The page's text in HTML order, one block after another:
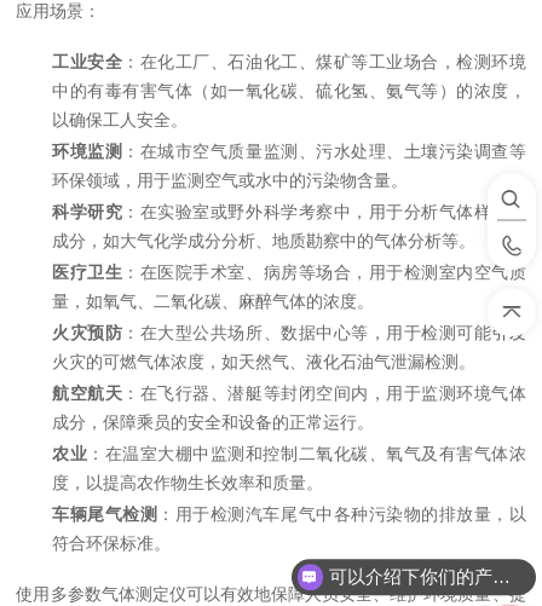
应用场景：
工业安全 ：在化工厂、石油化工、煤矿等工业场合，检测环境
中的有毒有害气体（如一氧化碳、硫化氢、氨气等）的浓度，
以确保工人安全。
环境监测 ：在城市空气质量监测、污水处理、土壤污染调查等
环保领域，用于监测空气或水中的污染物含量。
科学研究 ：在实验室或野外科学考察中，用于分析气体样品的
成分，如大气化学成分分析、地质勘察中的气体分析等。
医疗卫生 ：在医院手术室、病房等场合，用于检测室内空气质
量，如氧气、二氧化碳、麻醉气体的浓度。
火灾预防 ：在大型公共场所、数据中心等，用于检测可能引发
火灾的可燃气体浓度，如天然气、液化石油气泄漏检测。
航空航天 ：在飞行器、潜艇等封闭空间内，用于监测环境气体
成分，保障乘员的安全和设备的正常运行。
农业 ：在温室大棚中监测和控制二氧化碳、氧气及有害气体浓
度，以提高农作物生长效率和质量。
车辆尾气检测 ：用于检测汽车尾气中各种污染物的排放量，以
符合环保标准。
使用多参数气体测定仪可以有效地保障人员安全、维护环境质量、提
可以介绍下你们的产品么？